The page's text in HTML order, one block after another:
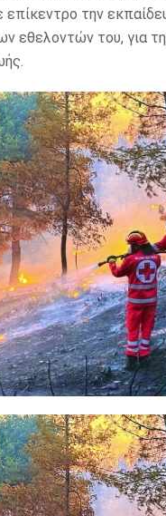
την
εθελοντών του, για